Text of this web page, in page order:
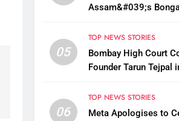
Assam&#039;s
05
TOP NEWS STORIES
Bombay High Court
Founder Tarun Tejpal
06
TOP NEWS STORIES
Meta Apologises to